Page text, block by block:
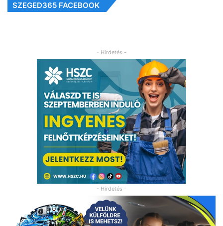
SZEGED365 FACEBOOK
- Hirdetés -
- Hirdetés -